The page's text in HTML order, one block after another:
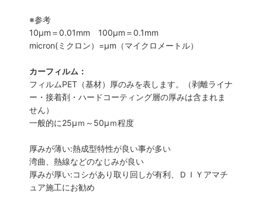
※参考
10μm＝0.01mm 100μm＝0.1mm
micron(ミクロン）=µm（マイクロメートル）
カーフィルム：
フィルムPET（基材）厚のみを表します。（剥離ライナ
ー・接着剤・ハードコーティング層の厚みは含まれま
せん）
一般的に25µｍ～50µｍ程度
厚みが薄い:熱成型特性が良い事が多い
湾曲、熱線などのなじみが良い
厚みが厚い:コシがあり取り回しが有利、ＤＩＹアマチ
ュア施工にお勧め